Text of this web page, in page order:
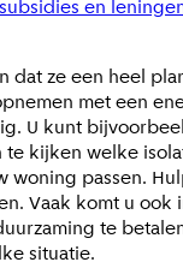
en
dat ze een heel
met een
U kunt
te kijken welke
woning passen.
Vaak komt u ook
te
situatie.